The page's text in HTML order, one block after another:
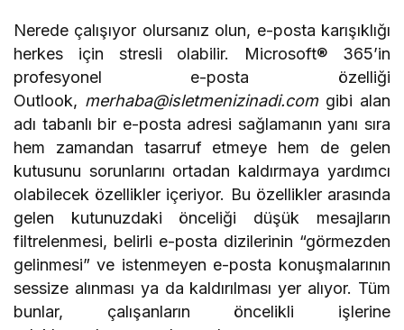
Nerede çalışıyor olursanız olun, e-posta karışıklığı
herkes için stresli olabilir. Microsoft® 365’in
profesyonel e-posta özelliği
Outlook, merhaba@isletmenizinadi.comgibi alan
adı tabanlı bir e-posta adresi sağlamanın yanı sıra
hem zamandan tasarruf etmeye hem de gelen
kutusunu sorunlarını ortadan kaldırmaya yardımcı
olabilecek özellikler içeriyor. Bu özellikler arasında
gelen kutunuzdaki önceliği düşük mesajların
filtrelenmesi, belirli e-posta dizilerinin “görmezden
gelinmesi” ve istenmeyen e-posta konuşmalarının
sessize alınması ya da kaldırılması yer alıyor. Tüm
bunlar, çalışanların öncelikli işlerine